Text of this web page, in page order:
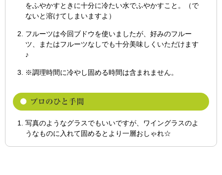
をふやかすときに十分に冷たい水でふやかすこと。（で
ないと溶けてしまいますよ）
フルーツは今回ブドウを使いましたが、好みのフルー
ツ、またはフルーツなしでも十分美味しくいただけます
♪
※調理時間に冷やし固める時間は含まれません。
写真のようなグラスでもいいですが、ワイングラスのよ
うなものに入れて固めるとより一層おしゃれ☆